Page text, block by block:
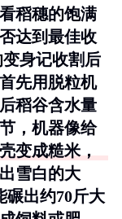
稻穗的饱满
达到最佳收
身记收割后
先用脱粒机
稻谷含水量
，机器像给
变成糙米，
雪白的大
碾出约70斤大